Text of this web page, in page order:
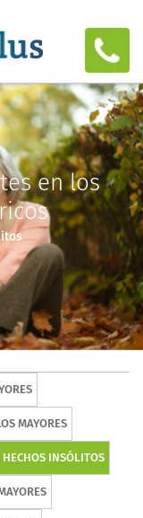
en los
MAYORES
HECHOS INSÓLITOS